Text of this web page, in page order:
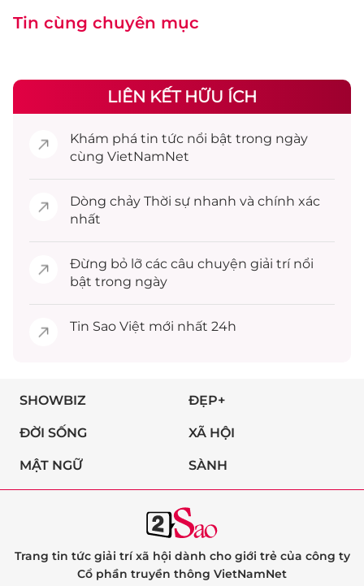
Tin cùng chuyên mục
LIÊN KẾT HỮU ÍCH
Khám phá tin tức nổi bật trong ngày
cùng VietNamNet
Dòng chảy Thời sự nhanh và chính xác
nhất
Đừng bỏ lỡ các câu chuyện giải trínổi
bật trong ngày
Tin Sao Việt mới nhất 24h
SHOWBIZ ĐẸP+
ĐỜI SỐNG XÃ HỘI
MẬT NGỮ SÀNH
Trang tin tức giải trí xã hội dành cho giới trẻ của công ty
Cổ phần truyền thông VietNamNet